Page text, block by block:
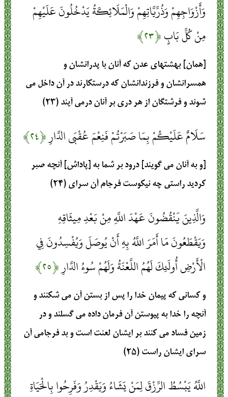
وَأَزْوَاجِهِمْ وَذُرِّيَّاتِهِمْ وَالْمَلَائِكَةُ يَدْخُلُونَ عَلَيْهِمْ
مِنْ كُلِّ بَابٍ﴿۲۳﴾
[همان] بهشتهاى عدن كه آنان با پدرانشان و
همسرانشان و فرزندانشان كه درستكارند در آن داخل مى
‏شوند و فرشتگان از هر درى بر آنان درمى ‏آيند (۲۳)
سَلَامٌ عَلَيْكُمْ بِمَا صَبَرْتُمْ فَنِعْمَ عُقْبَى الدَّارِ﴿۲۴﴾
[و به آنان مى‏ گويند] درود بر شما به [پاداش] آنچه صبر
كرديد راستى چه نيكوست فرجام آن سراى (۲۴)
وَالَّذِينَ يَنْقُضُونَ عَهْدَ اللَّهِ مِنْ بَعْدِ مِيثَاقِهِ
وَيَقْطَعُونَ مَا أَمَرَ اللَّهُ بِهِ أَنْ يُوصَلَ وَيُفْسِدُونَ فِي
الْأَرْضِ أُولَئِكَ لَهُمُ اللَّعْنَةُ وَلَهُمْ سُوءُ الدَّارِ﴿۲۵﴾
و كسانى كه پيمان خدا را پس از بستن آن مى ‏شكنند و
آنچه را خدا به پيوستن آن فرمان داده مى‏ گسلند و در
زمين فساد مى كنند بر ايشان لعنت است و بد فرجامى آن
سراى ايشان راست (۲۵)
اللَّهُ يَبْسُطُ الرِّزْقَ لِمَنْ يَشَاءُ وَيَقْدِرُ وَفَرِحُوا بِالْحَيَاةِ